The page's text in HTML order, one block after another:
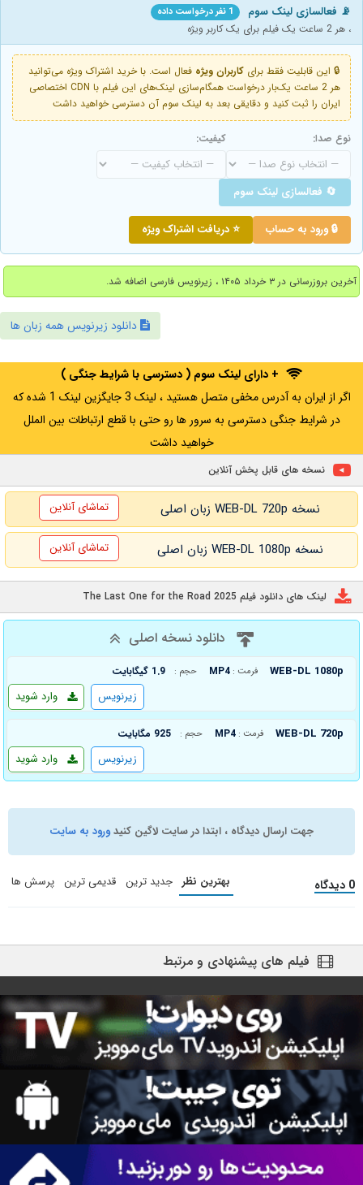
📡 فعالسازی لینک سوم 1 نفر درخواست داده
، هر 2 ساعت یک فیلم برای یک کاربر ویژه
🔒 این قابلیت فقط برای کاربران ویژه فعال است. با خرید اشتراک ویژه می‌توانید
هر 2 ساعت یک‌بار درخواست همگام‌سازی لینک‌های این فیلم با CDN اختصاصی
ایران را ثبت کنید و دقایقی بعد به لینک سوم آن دسترسی خواهید داشت
نوع صدا: کیفیت:
🔄 فعالسازی لینک سوم
🔒 ورود به حساب ⭐ دریافت اشتراک ویژه
آخرین بروزرسانی در ۳ خرداد ۱۴۰۵ ، زیرنویس فارسی اضافه شد.
دانلود زیرنویس همه زبان ها
+ دارای لینک سوم ( دسترسی با شرایط جنگی )
اگر از ایران به آدرس مخفی متصل هستید ، لینک 3 جایگزین لینک 1 شده که
در شرایط جنگی دسترسی به سرور ها رو حتی با قطع ارتباطات بین الملل
خواهید داشت
نسخه های قابل پخش آنلاین
نسخه WEB-DL 720p زبان اصلی تماشای آنلاین
نسخه WEB-DL 1080p زبان اصلی تماشای آنلاین
لینک های دانلود فیلم The Last One for the Road 2025
دانلود نسخه اصلی
WEB-DL 1080p فرمت : MP4 حجم : 1.9 گیگابایت
وارد شوید زیرنویس
WEB-DL 720p فرمت : MP4 حجم : 925 مگابایت
وارد شوید زیرنویس
جهت ارسال دیدگاه ، ابتدا در سایت لاگین کنیدورود به سایت
0 دیدگاه بهترین نظر جدید ترین قدیمی ترین پرسش ها
فیلم های پیشنهادی و مرتبط